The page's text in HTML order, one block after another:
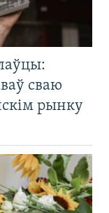
сваю
рынку